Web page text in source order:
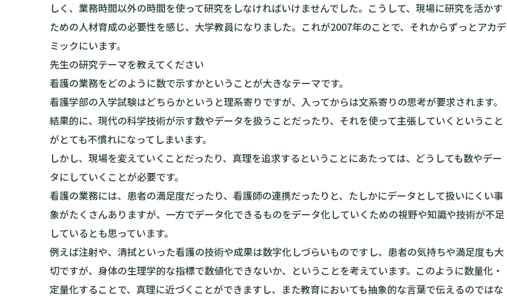
しく、業務時間以外の時間を使って研究をしなければいけませんでした。こうして、現場に研究を活かす
ための人材育成の必要性を感じ、大学教員になりました。これが2007年のことで、それからずっとアカデ
ミックにいます。
先生の研究テーマを教えてください
看護の業務をどのように数で示すかということが大きなテーマです。
看護学部の入学試験はどちらかというと理系寄りですが、入ってからは文系寄りの思考が要求されます。
結果的に、現代の科学技術が示す数やデータを扱うことだったり、それを使って主張していくということ
がとても不慣れになってしまいます。
しかし、現場を変えていくことだったり、真理を追求するということにあたっては、どうしても数やデー
タにしていくことが必要です。
看護の業務には、患者の満足度だったり、看護師の連携だったりと、たしかにデータとして扱いにくい事
象がたくさんありますが、一方でデータ化できるものをデータ化していくための視野や知識や技術が不足
しているとも思っています。
例えば注射や、清拭といった看護の技術や成果は数字化しづらいものですし、患者の気持ちや満足度も大
切ですが、身体の生理学的な指標で数値化できないか、ということを考えています。このように数量化・
定量化することで、真理に近づくことができますし、また教育においても抽象的な言葉で伝えるのではな